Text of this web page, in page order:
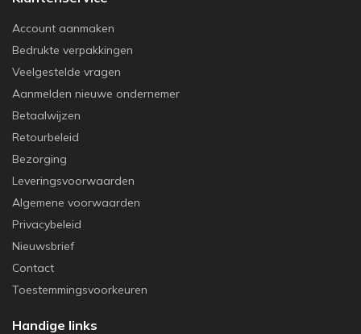
Account aanmaken
Bedrukte verpakkingen
Veelgestelde vragen
Aanmelden nieuwe ondernemer
Betaalwijzen
Retourbeleid
Bezorging
Leveringsvoorwaarden
Algemene voorwaarden
Privacybeleid
Nieuwsbrief
Contact
Toestemmingsvoorkeuren
Handige links